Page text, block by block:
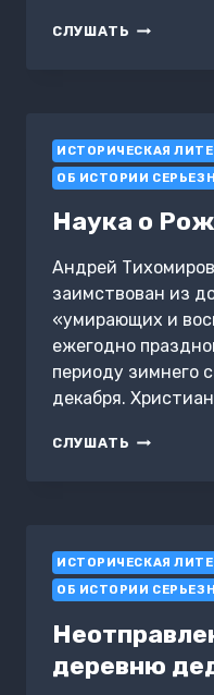
СЛУШАТЬ ИГРА
ИСТОРИЧЕСКАЯ
ОБ ИСТОРИИ
Наука о
Андрей
заимствован из
«умирающих и
ежегодно
периоду зимнего
декабря.
СЛУШАТЬ НАУКА
ИСТОРИЧЕСКАЯ
ОБ ИСТОРИИ
деревню